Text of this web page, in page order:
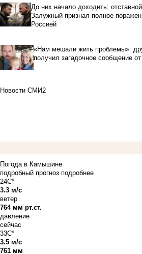
До них начало доходить:
Залужный признал полное
Россией
«Нам мешали жить проблемы»:
получил загадочное сообщение
Новости СМИ2
Погода в Камышине
подробный прогноз подробнее
24C°
3.3 м/с
ветер
764 мм рт.ст.
давление
сейчас
33C°
3.5 м/с
761 мм